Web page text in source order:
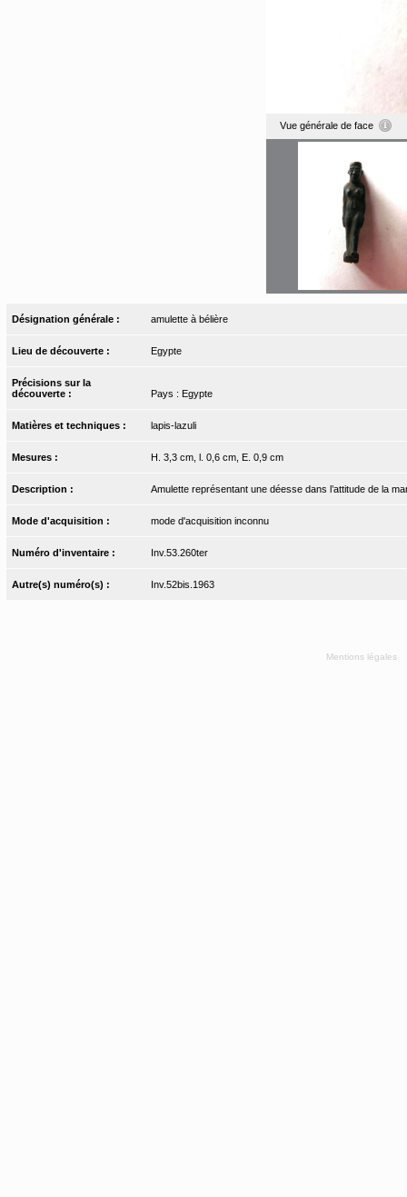
Vue générale de face
Désignation générale : amulette à bélière
Lieu de découverte : Egypte
Précisions sur la
découverte :
Pays : Egypte
Matières et techniques : lapis-lazuli
Mesures : H. 3,3 cm, l. 0,6 cm, E. 0,9 cm
Description : Amulette représentant une déesse dans l’attitude de la
Mode d'acquisition : mode d'acquisition inconnu
Numéro d'inventaire : Inv.53.260ter
Autre(s) numéro(s) : Inv.52bis.1963
Mentions légales